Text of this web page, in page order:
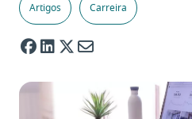
Artigos Carreira